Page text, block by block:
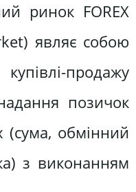
ринок FOREX
являє собою
продажу
позичок
(сума, обмінний
з виконанням